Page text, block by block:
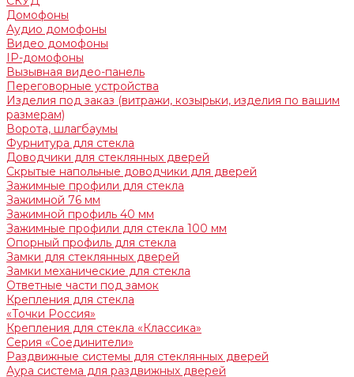
Домофоны
Аудио домофоны
Видео домофоны
IP-домофоны
Вызывная видео-панель
Переговорные устройства
Изделия под заказ (витражи, козырьки, изделия по вашим
размерам)
Ворота, шлагбаумы
Фурнитура для стекла
Доводчики для стеклянных дверей
Скрытые напольные доводчики для дверей
Зажимные профили для стекла
Зажимной 76 мм
Зажимной профиль 40 мм
Зажимные профили для стекла 100 мм
Опорный профиль для стекла
Замки для стеклянных дверей
Замки механические для стекла
Ответные части под замок
Крепления для стекла
«Точки Россия»
Крепления для стекла «Классика»
Серия «Соединители»
Раздвижные системы для стеклянных дверей
Аура система для раздвижных дверей